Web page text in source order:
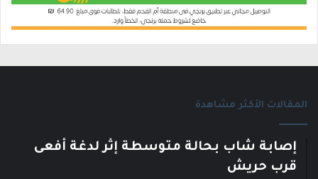
المقالات الأكثر مشاهدة
إصابة شاب بحالة متوسطة إثر لدغة أفعى
قرب حريش